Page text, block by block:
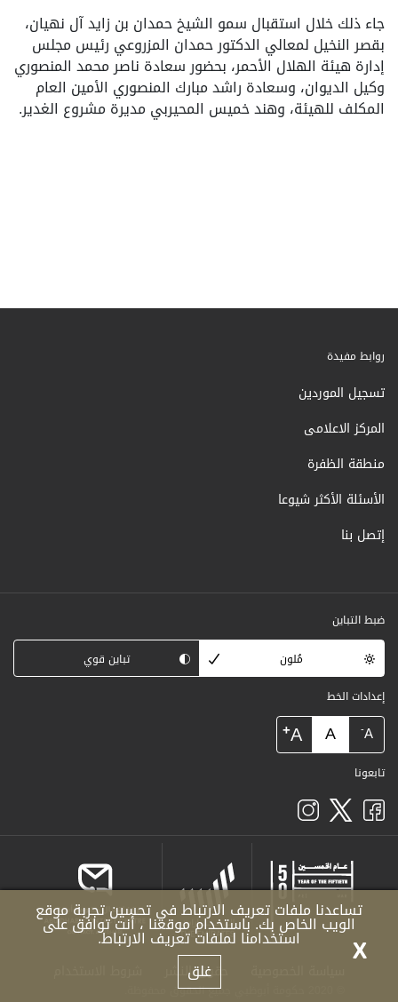
جاء ذلك خلال استقبال سمو الشيخ حمدان بن زايد آل نهيان،
بقصر النخيل لمعالي الدكتور حمدان المزروعي رئيس مجلس
إدارة هيئة الهلال الأحمر، بحضور سعادة ناصر محمد المنصوري
وكيل الديوان، وسعادة راشد مبارك المنصوري الأمين العام
المكلف للهيئة، وهند خميس المحيربي مديرة مشروع الغدير.
روابط مفيدة
تسجيل الموردين
المركز الاعلامى
منطقة الظفرة
الأسئلة الأكثر شيوعا
إتصل بنا
ضبط التباين
مُلون
تباين قوي
إعدادات الخط
A
-
A
A
+
تابعونا
حقوق النشر
X
تساعدنا ملفات تعريف الارتباط في تحسين تجربة موقع
الويب الخاص بك. باستخدام موقعنا ، أنت توافق على
استخدامنا لملفات تعريف الارتباط.
غلق